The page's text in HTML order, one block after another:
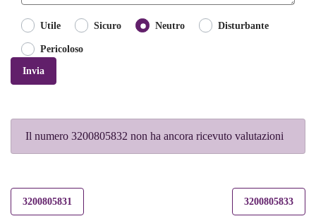
Utile Sicuro Neutro Disturbante
Pericoloso
Invia
Il numero 3200805832 non ha ancora ricevuto valutazioni
3200805831 3200805833